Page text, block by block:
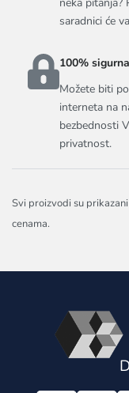
saradnici će
100%
Možete biti
interneta na
bezbednosti
privatnost.
Svi proizvodi su
cenama.